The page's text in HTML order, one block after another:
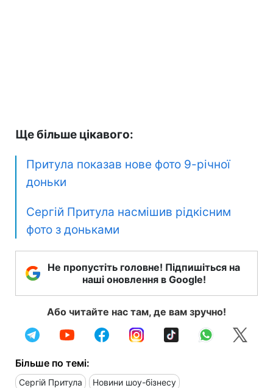
Ще більше цікавого:
Притула показав нове фото 9-річної
доньки
Сергій Притула насмішив рідкісним
фото з доньками
Не пропустіть головне! Підпишіться на
наші оновлення в Google!
Або читайте нас там, де вам зручно!
Більше по темі:
Сергій Притула Новини шоу-бізнесу